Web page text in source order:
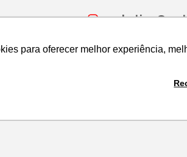
para oferecer melhor experiência,
para oferecer melhor experiência,